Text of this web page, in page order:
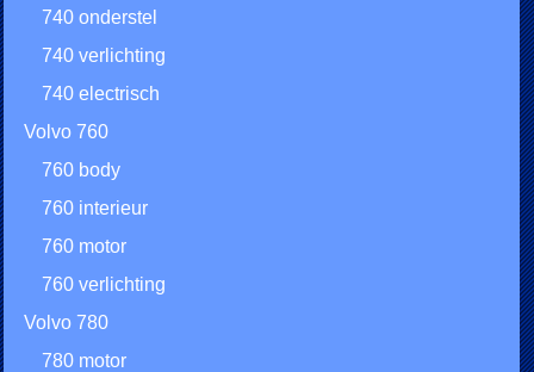
740 onderstel
740 verlichting
740 electrisch
Volvo 760
760 body
760 interieur
760 motor
760 verlichting
Volvo 780
780 motor